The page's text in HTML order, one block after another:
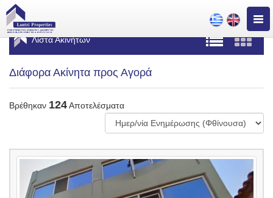
Λίστα Ακινήτων
Διάφορα Ακίνητα προς Αγορά
Βρέθηκαν 124Αποτελέσματα